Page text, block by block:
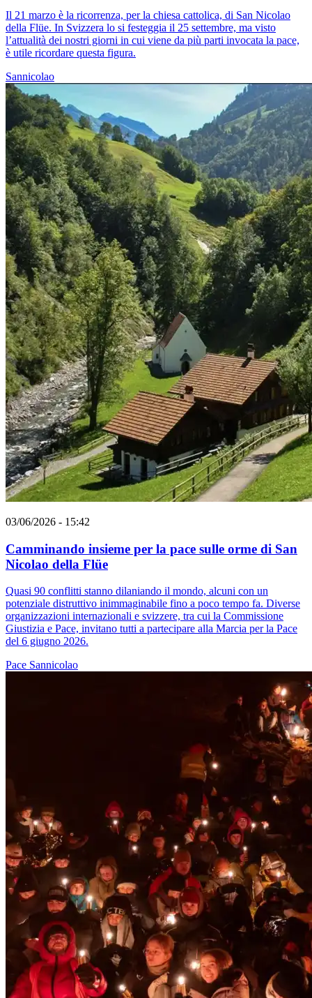
Il 21 marzo è la ricorrenza, per la chiesa cattolica, di San Nicolao
della Flüe. In Svizzera lo si festeggia il 25 settembre, ma visto
l’attualità dei nostri giorni in cui viene da più parti invocata la pace,
è utile ricordare questa figura.
Sannicolao
03/06/2026 - 15:42
Camminando insieme per la pace sulle orme di San
Nicolao della Flüe
Quasi 90 conflitti stanno dilaniando il mondo, alcuni con un
potenziale distruttivo inimmaginabile fino a poco tempo fa. Diverse
organizzazioni internazionali e svizzere, tra cui la Commissione
Giustizia e Pace, invitano tutti a partecipare alla Marcia per la Pace
del 6 giugno 2026.
Pace Sannicolao